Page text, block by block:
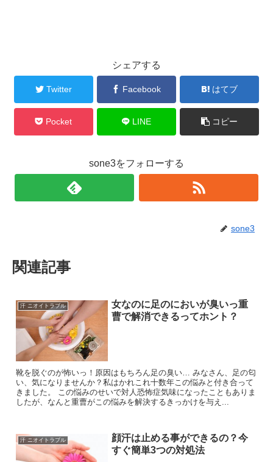
シェアする
Twitter Facebook はてブ
Pocket LINE コピー
sone3をフォローする
sone3
関連記事
汗 ニオイトラブル
女なのに足のにおいが臭いっ重
曹で解消できるってホント？
靴を脱ぐのが怖いっ！原因はもちろん足の臭い… みなさん、足の匂
い、気になりませんか？私はかれこれ十数年この悩みと付き合って
きました。 この悩みのせいで対人恐怖症気味になったこともありま
したが、なんと重曹がこの悩みを解決するきっかけを与え...
汗 ニオイトラブル
顔汗は止める事ができるの？今
すぐ簡単3つの対処法